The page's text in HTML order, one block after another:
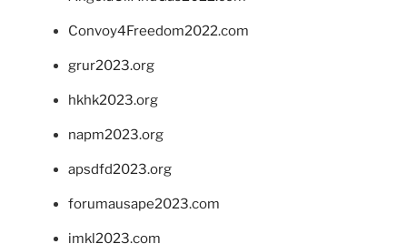
Convoy4Freedom2022.com
grur2023.org
hkhk2023.org
napm2023.org
apsdfd2023.org
forumausape2023.com
imkl2023.com